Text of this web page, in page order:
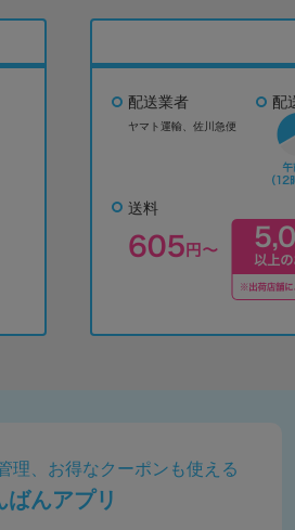
配送業者
ヤマト運輸、佐川急便
配
送料
理、お得なクーポンも使える
ばんアプリ